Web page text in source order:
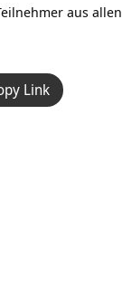
aus allen
Link